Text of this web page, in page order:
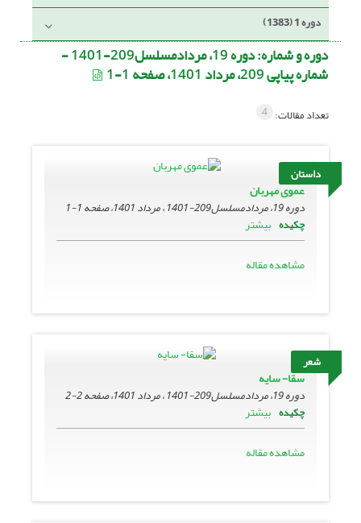
دوره 1 (1383)
دوره و شماره: دوره 19، مردادمسلسل209-1401 -
شماره پیاپی 209، مرداد 1401، صفحه 1-1
تعداد مقالات: 4
داستان
عموی مهربان
دوره 19، مردادمسلسل209-1401 ، مرداد 1401، صفحه
1-1
چکیده بیشتر
مشاهده مقاله
شعر
سقا- سایه
دوره 19، مردادمسلسل209-1401 ، مرداد 1401، صفحه
2-2
چکیده بیشتر
مشاهده مقاله